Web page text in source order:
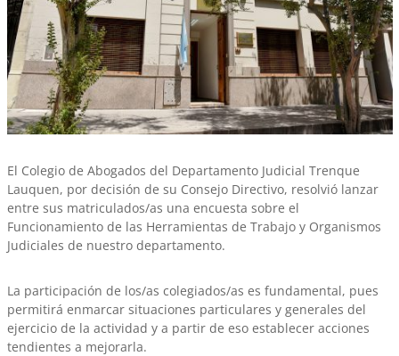
El Colegio de Abogados del Departamento Judicial Trenque
Lauquen, por decisión de su Consejo Directivo, resolvió lanzar
entre sus matriculados/as una encuesta sobre el
Funcionamiento de las Herramientas de Trabajo y Organismos
Judiciales de nuestro departamento.
La participación de los/as colegiados/as es fundamental, pues
permitirá enmarcar situaciones particulares y generales del
ejercicio de la actividad y a partir de eso establecer acciones
tendientes a mejorarla.